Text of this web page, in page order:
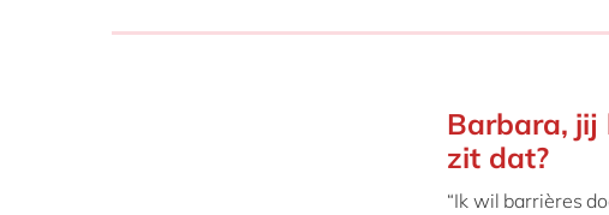
Barbara, jij
zit dat?
“Ik wil barrières